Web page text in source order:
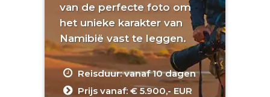
van de perfecte foto om
het unieke karakter van
Namibië vast te leggen.
Reisduur: vanaf 10 dagen
Prijs vanaf: € 5.900,- EUR